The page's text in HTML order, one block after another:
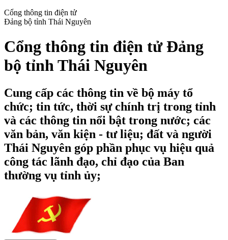
Cổng thông tin điện tử
Đảng bộ tỉnh Thái Nguyên
Cổng thông tin điện tử Đảng
bộ tỉnh Thái Nguyên
Cung cấp các thông tin về bộ máy tổ
chức; tin tức, thời sự chính trị trong tỉnh
và các thông tin nổi bật trong nước; các
văn bản, văn kiện - tư liệu; đất và người
Thái Nguyên góp phần phục vụ hiệu quả
công tác lãnh đạo, chỉ đạo của Ban
thường vụ tỉnh ủy;